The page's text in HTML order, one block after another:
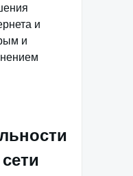
и
и